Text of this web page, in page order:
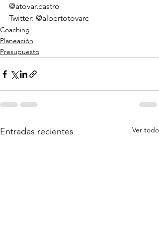
@atovar.castro
Twitter: @albertotovarc
Coaching
Planeación
Presupuesto
Entradas recientes Ver todo